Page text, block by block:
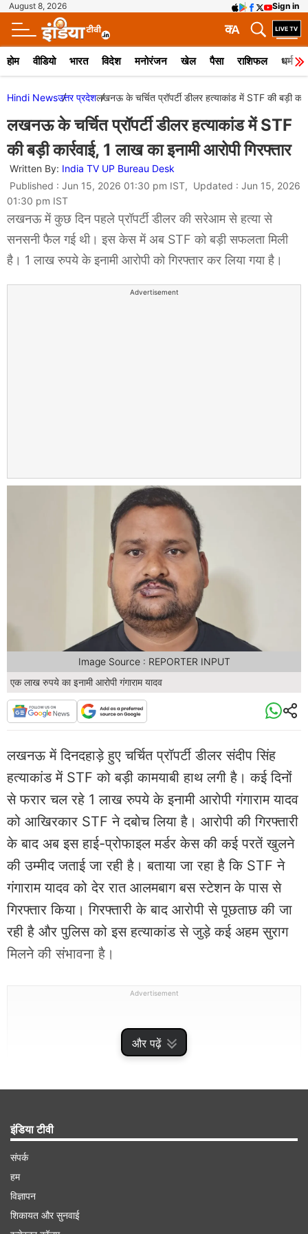
August 8, 2026 Sign in
A
क
होम वीडियो भारत विदेश मनोरंजन खेल पैसा राशिफल धर्म
और पढ़ें
Hindi Newsउत्तर प्रदेशलखनऊ के चर्चित प्रॉपर्टी डीलर हत्याकांड में STF की बड़ी
लखनऊ के चर्चित प्रॉपर्टी डीलर हत्याकांड में STF
की बड़ी कार्रवाई, 1 लाख का इनामी आरोपी गिरफ्तार
Written By: India TV UP Bureau Desk
Published : Jun 15, 2026 01:30 pm IST, Updated : Jun 15, 2026
01:30 pm IST
लखनऊ में कुछ दिन पहले प्रॉपर्टी डीलर की सरेआम से हत्या से
सनसनी फैल गई थी। इस केस में अब STF को बड़ी सफलता मिली
है। 1 लाख रुपये के इनामी आरोपी को गिरफ्तार कर लिया गया है।
Advertisement
एक लाख रुपये का इनामी आरोपी गंगाराम यादव
Image Source : REPORTER INPUT
लखनऊ में दिनदहाड़े हुए चर्चित प्रॉपर्टी डीलर संदीप सिंह
हत्याकांड में STF को बड़ी कामयाबी हाथ लगी है। कई दिनों
से फरार चल रहे 1 लाख रुपये के इनामी आरोपी गंगाराम यादव
को आखिरकार STF ने दबोच लिया है। आरोपी की गिरफ्तारी
के बाद अब इस हाई-प्रोफाइल मर्डर केस की कई परतें खुलने
की उम्मीद जताई जा रही है। बताया जा रहा है कि STF ने
गंगाराम यादव को देर रात आलमबाग बस स्टेशन के पास से
गिरफ्तार किया। गिरफ्तारी के बाद आरोपी से पूछताछ की जा
रही है और पुलिस को इस हत्याकांड से जुड़े कई अहम सुराग
मिलने की संभावना है।
Advertisement
दिनदहाड़े हत्या से मची थी सनसनी
दरअसल, 27 मई 2026 को राजधानी लखनऊ के पीजीआई
इंडिया टीवी
संपर्क
हम
विज्ञापन
शिकायत और सुनवाई